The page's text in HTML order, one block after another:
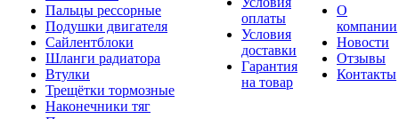
Пальцы рессорные
Подушки двигателя
Сайлентблоки
Шланги радиатора
Втулки
Трещётки тормозные
Наконечники тяг
оплаты
Условия
доставки
Гарантия
на товар
О
компании
Новости
Отзывы
Контакты